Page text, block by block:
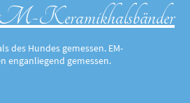
Keramikhalsbänder
des Hundes gemessen. EM-
enganliegend gemessen.